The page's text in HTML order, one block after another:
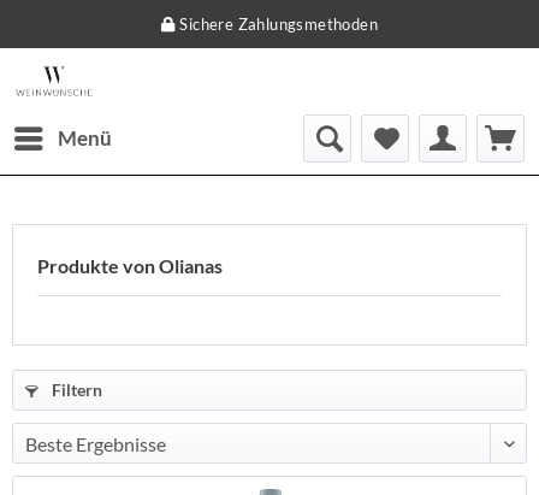
Sichere Zahlungsmethoden
Menü
Produkte von Olianas
Filtern